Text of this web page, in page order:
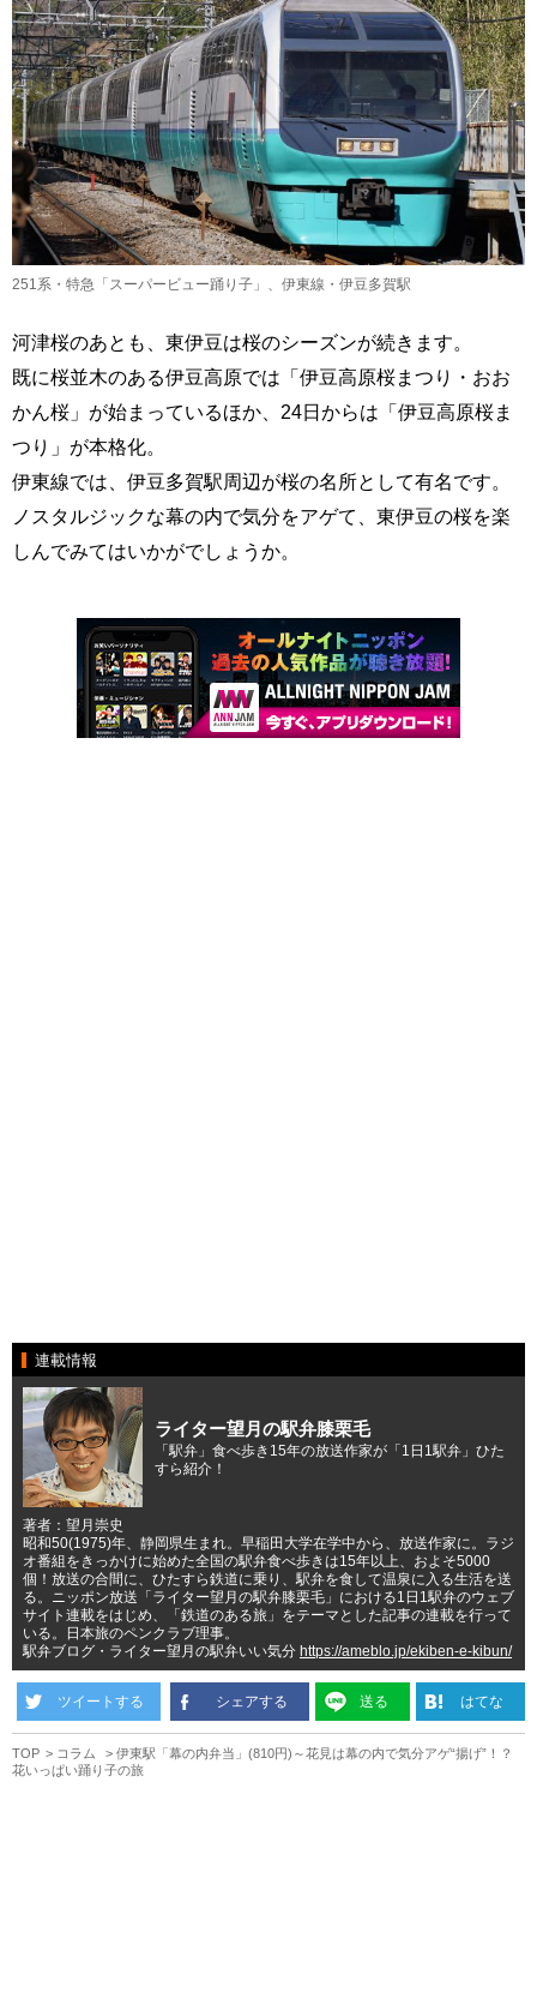
251系・特急「スーパービュー踊り子」、伊東線・伊豆多賀駅
河津桜のあとも、東伊豆は桜のシーズンが続きます。
既に桜並木のある伊豆高原では「伊豆高原桜まつり・おお
かん桜」が始まっているほか、24日からは「伊豆高原桜ま
つり」が本格化。
伊東線では、伊豆多賀駅周辺が桜の名所として有名です。
ノスタルジックな幕の内で気分をアゲて、東伊豆の桜を楽
しんでみてはいかがでしょうか。
連載情報
ライター望月の駅弁膝栗毛
「駅弁」食べ歩き15年の放送作家が「1日1駅弁」ひた
すら紹介！
著者：望月崇史
昭和50(1975)年、静岡県生まれ。早稲田大学在学中から、放送作家に。ラジ
オ番組をきっかけに始めた全国の駅弁食べ歩きは15年以上、およそ5000
個！放送の合間に、ひたすら鉄道に乗り、駅弁を食して温泉に入る生活を送
る。ニッポン放送「ライター望月の駅弁膝栗毛」における1日1駅弁のウェブ
サイト連載をはじめ、「鉄道のある旅」をテーマとした記事の連載を行って
いる。日本旅のペンクラブ理事。
駅弁ブログ・ライター望月の駅弁いい気分 https://ameblo.jp/ekiben-e-kibun/
ツイートする シェアする 送る はてな
TOP コラム
伊東駅「幕の内弁当」(810円)～花見は幕の内で気分アゲ“揚げ”！？
花いっぱい踊り子の旅